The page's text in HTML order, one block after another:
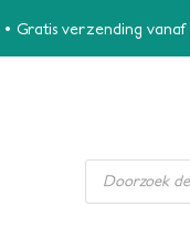
verzending vanaf
Producten
zoeken